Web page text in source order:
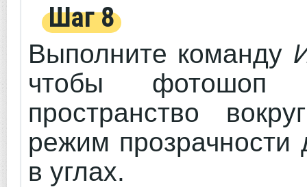
Шаг 8
Выполните команду
чтобы фотошоп
пространство
режим прозрачности
в углах.